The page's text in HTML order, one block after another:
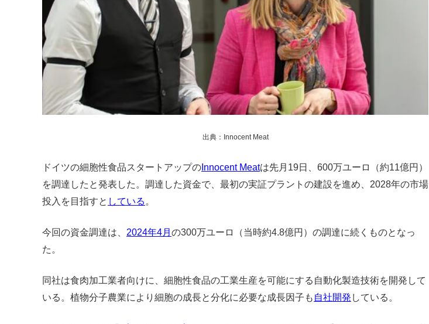
出典：Innocent Meat
ドイツの細胞性食品スタートアップの Innocent Meatは先月19日、600万ユーロ（約11億円）
を調達したと発表した。調達した資金で、最初の実証プラントの建設を進め、2028年の市場
投入を目指すと している 。
今回の資金調達は、 2024年4月 の300万ユーロ（当時約4.8億円）の調達に続くものとなっ
た。
同社は食肉加工業者向けに、細胞性食品の工業生産を可能にする自動化製造技術を開発して
いる。植物分子農業により細胞の成長と分化に必要な成長因子も 自社開発 している。